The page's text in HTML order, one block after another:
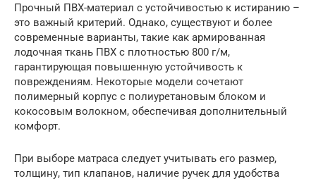
Прочный ПВХ-материал с устойчивостью к истиранию –
это важный критерий. Однако, существуют и более
современные варианты, такие как армированная
лодочная ткань ПВХ с плотностью 800 г/м,
гарантирующая повышенную устойчивость к
повреждениям. Некоторые модели сочетают
полимерный корпус с полиуретановым блоком и
кокосовым волокном, обеспечивая дополнительный
комфорт.
При выборе матраса следует учитывать его размер,
толщину, тип клапанов, наличие ручек для удобства